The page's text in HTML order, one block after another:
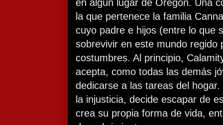
en algún lugar de Oregón. Una
la que pertenece la familia
cuyo padre e hijos (entre lo que
sobrevivir en este mundo regido
costumbres. Al principio,
acepta, como todas las demás
dedicarse a las tareas del
la injusticia, decide escapar de
crea su propia forma de vida,